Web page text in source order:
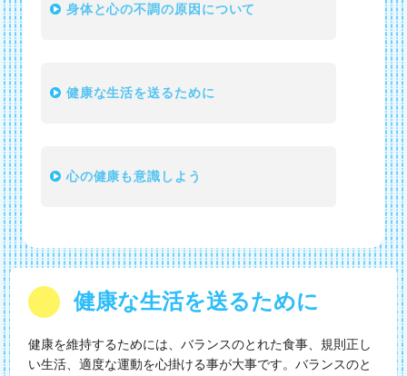
身体と心の不調の原因について
健康な生活を送るために
心の健康も意識しよう
健康な生活を送るために
健康を維持するためには、バランスのとれた食事、規則正し
い生活、適度な運動を心掛ける事が大事です。バランスのと